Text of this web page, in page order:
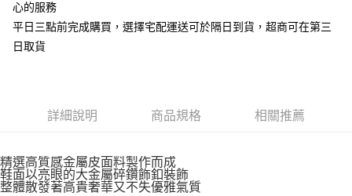
心的服務
平日三點前完成購買，選擇宅配運送可於隔日到貨，超商可在第三
日取貨
詳細說明 商品規格 相關推薦
精選高質感金屬皮面料製作而成
鞋面以亮眼的大金屬碎鑽飾釦裝飾
整體散發著高貴奢華又不失優雅氣質